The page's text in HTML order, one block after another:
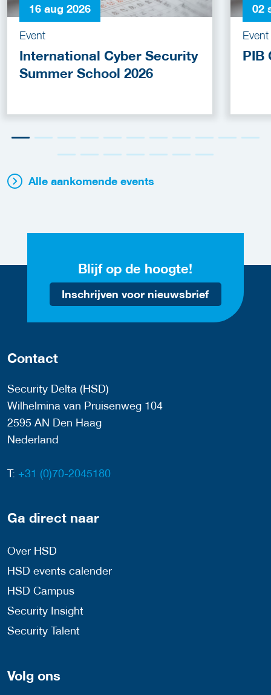
16 aug 2026
Event
International Cyber Security
Summer School 2026
02
Event
PIB
Alle aankomende events
Blijf op de hoogte!
Inschrijven voor nieuwsbrief
Contact
Security Delta (HSD)
Wilhelmina van Pruisenweg 104
2595 AN Den Haag
Nederland
T: +31 (0)70-2045180
Ga direct naar
Over HSD
HSD events calender
HSD Campus
Security Insight
Security Talent
Volg ons